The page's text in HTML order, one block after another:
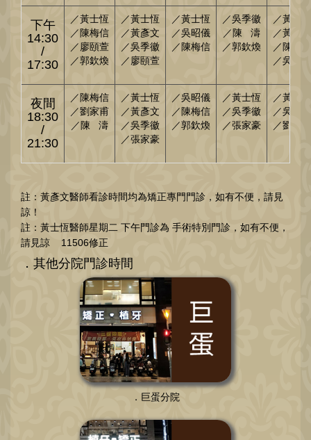
下午
14:30
/
17:30
／黃士恆
／陳梅信
／廖頤萱
／郭欽煥
／黃士恆
／黃彥文
／吳季徽
／廖頤萱
／黃士恆
／吳昭儀
／陳梅信
／吳季徽
／陳 濤
／郭欽煥
／黃士恆
／黃彥文
／陳梅信
／吳季徽
夜間
18:30
/
21:30
／陳梅信
／劉家甫
／陳 濤
／黃士恆
／黃彥文
／吳季徽
／張家豪
／吳昭儀
／陳梅信
／郭欽煥
／黃士恆
／吳季徽
／張家豪
／黃彥文
／吳昭儀
／劉家甫
註：黃彥文醫師看診時間均為矯正專門門診，如有不便，請見
諒！
註：黃士恆醫師星期二 下午門診為 手術特別門診，如有不便，
請見諒 11506修正
．其他分院門診時間
．巨蛋分院